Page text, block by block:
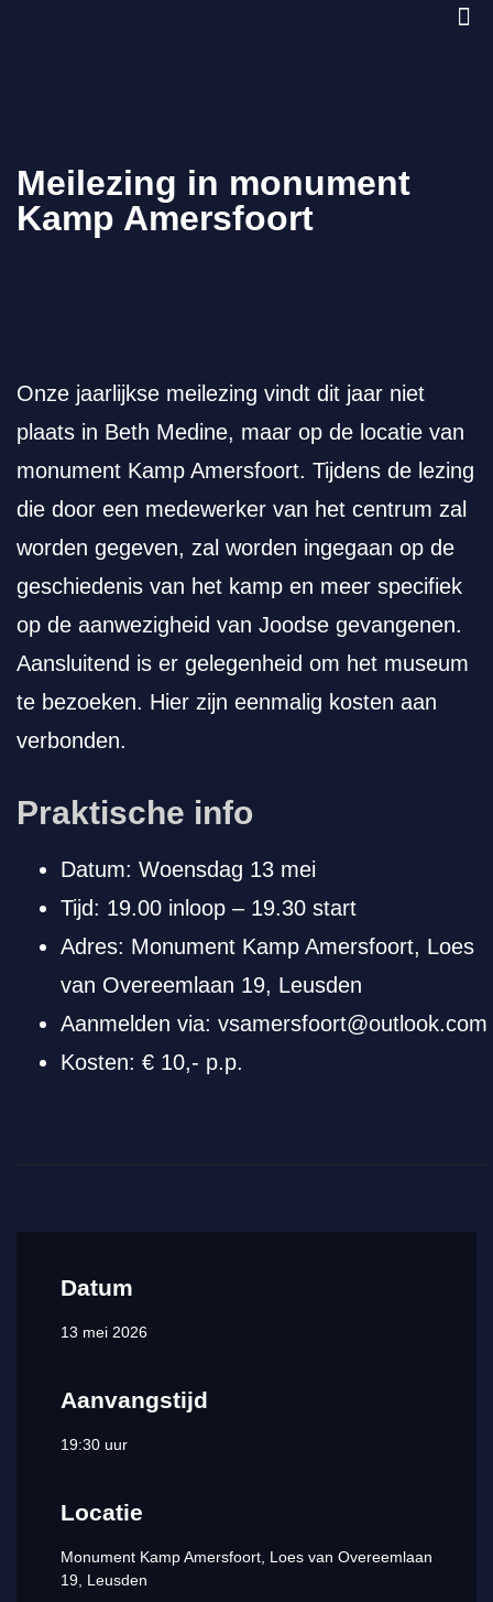
Datum
13 mei 2026
Aanvangstijd
19:30 uur
Locatie
Monument Kamp Amersfoort, Loes van Overeemlaan
19, Leusden
Meilezing in monument
Kamp Amersfoort
Onze jaarlijkse meilezing vindt dit jaar niet
plaats in Beth Medine, maar op de locatie van
monument Kamp Amersfoort. Tijdens de lezing
die door een medewerker van het centrum zal
worden gegeven, zal worden ingegaan op de
geschiedenis van het kamp en meer specifiek
op de aanwezigheid van Joodse gevangenen.
Aansluitend is er gelegenheid om het museum
te bezoeken. Hier zijn eenmalig kosten aan
verbonden.
Praktische info
Datum: Woensdag 13 mei
Tijd: 19.00 inloop – 19.30 start
Adres: Monument Kamp Amersfoort, Loes
van Overeemlaan 19, Leusden
Aanmelden via: vsamersfoort@outlook.com
Kosten: € 10,- p.p.